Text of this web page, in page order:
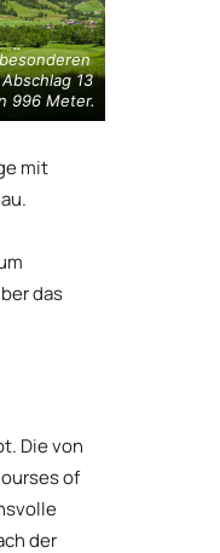
13
996 Meter.
mit
das
Die von
of
der